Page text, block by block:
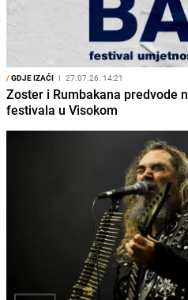
/GDJE IZAĆI I 27.07.26. 14:21
Zoster i Rumbakana predvode
festivala u Visokom